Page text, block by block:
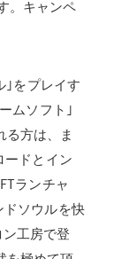
。キャンペ
｣をプレイす
ムソフト｣
る方は、ま
ードとイン
ランチャ
ソウルを快
工房で登